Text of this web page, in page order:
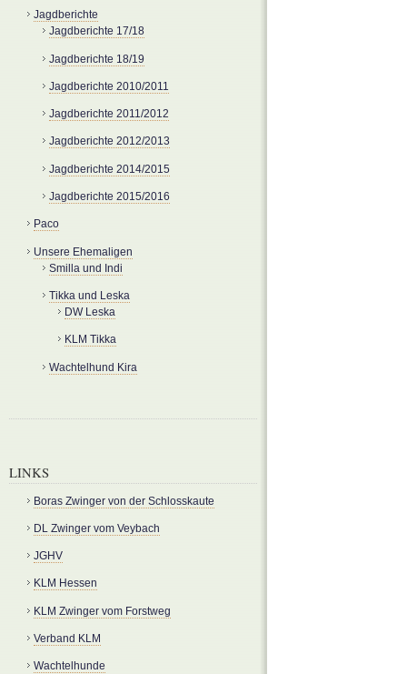
Jagdberichte
Jagdberichte 17/18
Jagdberichte 18/19
Jagdberichte 2010/2011
Jagdberichte 2011/2012
Jagdberichte 2012/2013
Jagdberichte 2014/2015
Jagdberichte 2015/2016
Paco
Unsere Ehemaligen
Smilla und Indi
Tikka und Leska
DW Leska
KLM Tikka
Wachtelhund Kira
LINKS
Boras Zwinger von der Schlosskaute
DL Zwinger vom Veybach
JGHV
KLM Hessen
KLM Zwinger vom Forstweg
Verband KLM
Wachtelhunde